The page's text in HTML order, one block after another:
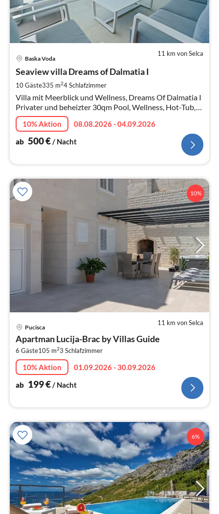
11 km von Selca
Baska Voda
Seaview villa Dreams of Dalmatia I
10 Gäste335 m24Schlafzimmer
Villa mit Meerblick und Wellness, Dreams Of Dalmatia I
Privater und beheizter 30qm Pool, Wellness, Hot-Tub,
Fitnessraum, 4 en-suite Schlafzimmer, 220m vom Strand
in Baska Voda
10% Aktion
08.08.2026 - 04.09.2026
ab 500€/ Nacht
10%
11 km von Selca
Pucisca
Apartman Lucija-Brac by Villas Guide
6 Gäste105 m23 Schlafzimmer
10% Aktion
01.09.2026 - 30.09.2026
ab 199€/ Nacht
6%